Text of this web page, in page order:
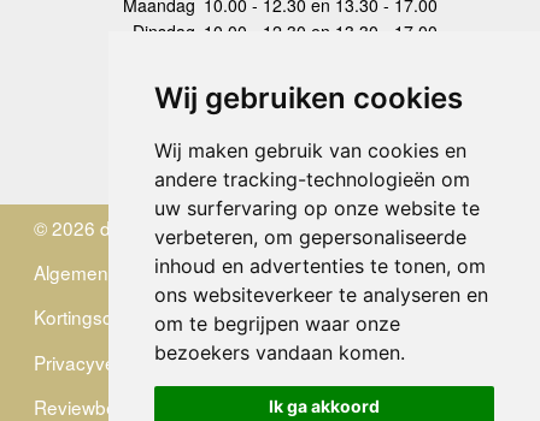
Wij gebruiken cookies
Wij maken gebruik van cookies en
andere tracking-technologieën om
uw surfervaring op onze website te
verbeteren, om gepersonaliseerde
inhoud en advertenties te tonen, om
ons websiteverkeer te analyseren en
om te begrijpen waar onze
bezoekers vandaan komen.
Ik ga akkoord
Dinsdag 10.00 - 12.30 en 13.30 - 17.00
Donderdag
10.00 - 12.30 en 13.30 - 17.00
Vrijdag 10.00 - 12.30 en 13.30 - 17.00
Zaterdag
gesloten
Zondag gesloten
© 2026 de Zwerver
Algemene Voorwaarden
Kortingscode
Privacyverklaring
Reviewbeleid